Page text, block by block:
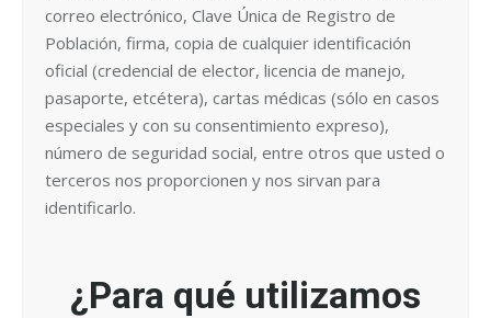
correo electrónico, Clave Única de Registro de
Población, firma, copia de cualquier identificación
oficial (credencial de elector, licencia de manejo,
pasaporte, etcétera), cartas médicas (sólo en casos
especiales y con su consentimiento expreso),
número de seguridad social, entre otros que usted o
terceros nos proporcionen y nos sirvan para
identificarlo.
¿Para qué utilizamos